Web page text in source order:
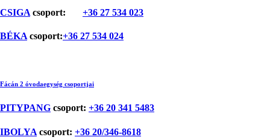
CSIGA csoport: +36 27 534 023
BÉKA csoport:+36 27 534 024
Fácán 2 óvodaegység csoportjai
PITYPANG csoport: +36 20 341 5483
IBOLYA csoport: +36 20/346-8618